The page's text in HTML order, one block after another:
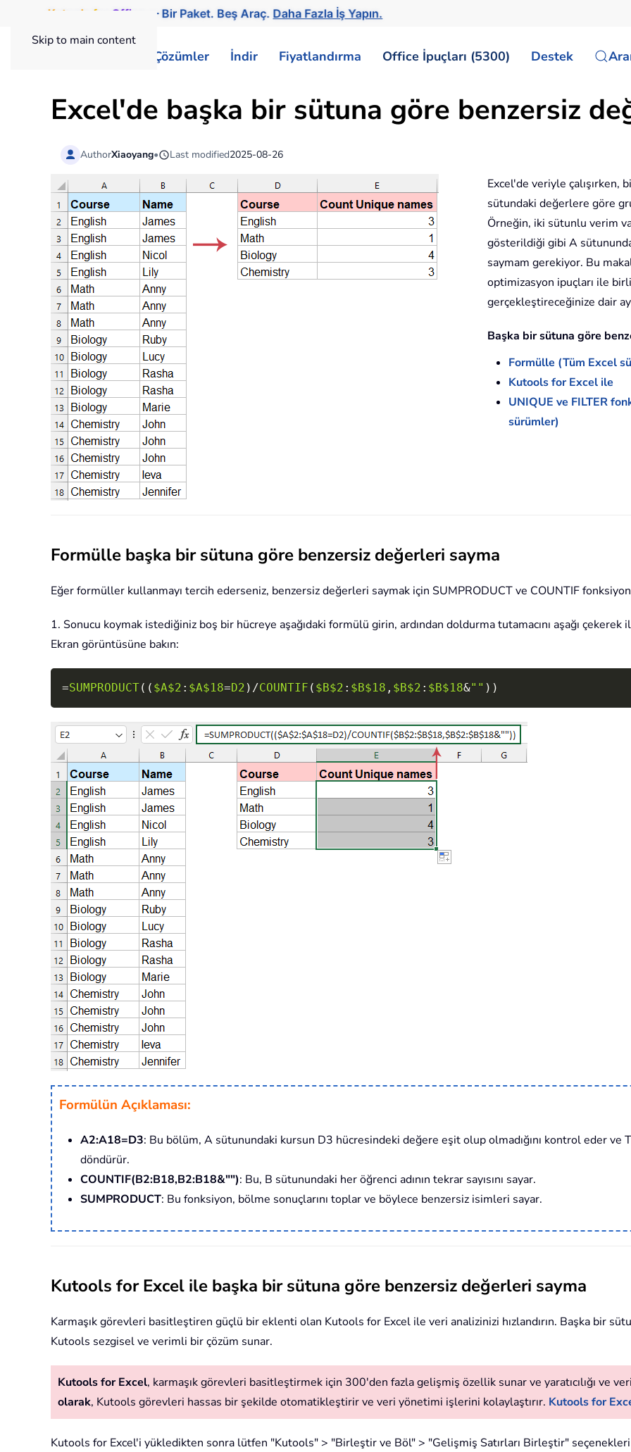
Skip to main content
Kutools for Office — Bir Paket. Beş Araç.Daha Fazla İş Yapın.
Çözümler İndir Fiyatlandırma Office İpuçları (5300) Destek
Excel'de başka bir sütuna göre benzersiz
AuthorXiaoyang• Last modified2025-08-26
Excel'de veriyle çalışırken,
sütundaki değerlere göre
Örneğin, iki sütunlu verim
gösterildiği gibi A
saymam gerekiyor. Bu
optimizasyon ipuçları ile
gerçekleştireceğinize dair
Başka bir sütuna göre
Formülle (Tüm Excel
Kutools for Excel ile
UNIQUE ve FILTER
sürümler)
Formülle başka bir sütuna göre benzersiz değerleri sayma
Eğer formüller kullanmayı tercih ederseniz, benzersiz değerleri saymak için SUMPRODUCT ve COUNTIF
1. Sonucu koymak istediğiniz boş bir hücreye aşağıdaki formülü girin, ardından doldurma tutamacını aşağı
Ekran görüntüsüne bakın:
=SUMPRODUCT( ( $A$2 : $A$18=D2 ) /COUNTIF ( $B$2 : $B$18 , $B$2 : $B$18&"" ) )
Formülün Açıklaması:
A2:A18=D3: Bu bölüm, A sütunundaki kursun D3 hücresindeki değere eşit olup olmadığını kontrol eder ve
döndürür.
COUNTIF(B2:B18,B2:B18&""): Bu, B sütunundaki her öğrenci adının tekrar sayısını sayar.
SUMPRODUCT: Bu fonksiyon, bölme sonuçlarını toplar ve böylece benzersiz isimleri sayar.
Kutools for Excel ile başka bir sütuna göre benzersiz değerleri sayma
Karmaşık görevleri basitleştiren güçlü bir eklenti olan Kutools for Excel ile veri analizinizi hızlandırın. Başka bir
Kutools sezgisel ve verimli bir çözüm sunar.
Kutools for Excel, karmaşık görevleri basitleştirmek için 300'den fazla gelişmiş özellik sunar ve yaratıcılığı ve
olarak, Kutools görevleri hassas bir şekilde otomatikleştirir ve veri yönetimi işlerini kolaylaştırır. Kutools for
Kutools for Excel'i yükledikten sonra lütfen "Kutools" > "Birleştir ve Böl" > "Gelişmiş Satırları Birleştir"